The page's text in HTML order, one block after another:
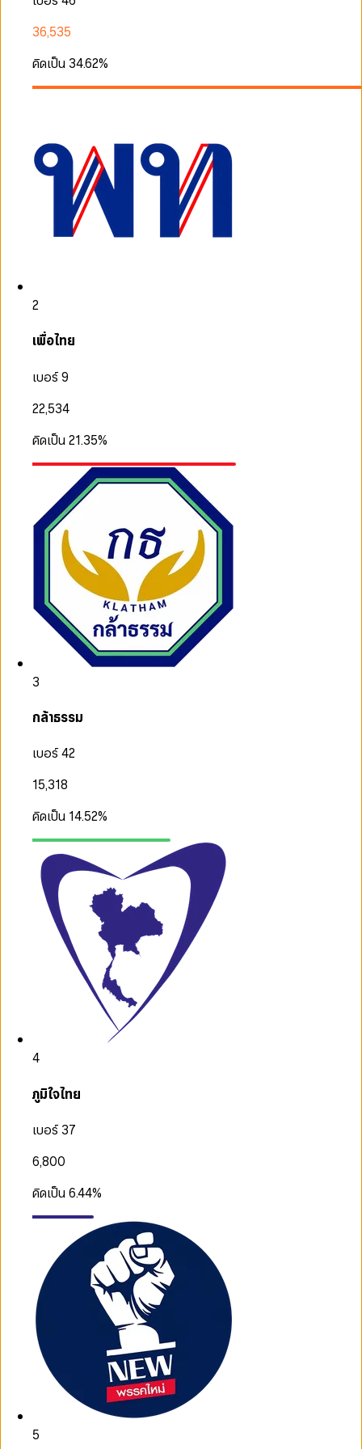
36,535
คิดเป็น 34.62%
2
เพื่อไทย
เบอร์ 9
22,534
คิดเป็น21.35%
3
กล้าธรรม
เบอร์ 42
15,318
คิดเป็น 14.52%
4
ภูมิใจไทย
เบอร์ 37
6,800
คิดเป็น6.44%
5